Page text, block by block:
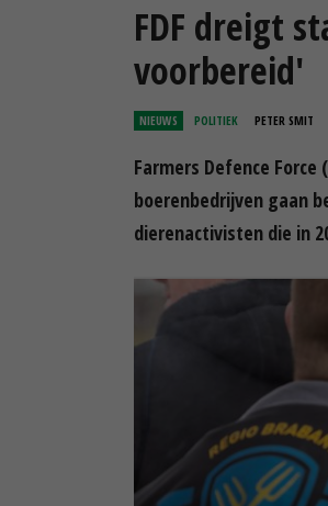
FDF dreigt
voorbereid'
NIEUWS POLITIEK PETER SMIT
Farmers Defence
boerenbedrijven gaan
dierenactivisten die in